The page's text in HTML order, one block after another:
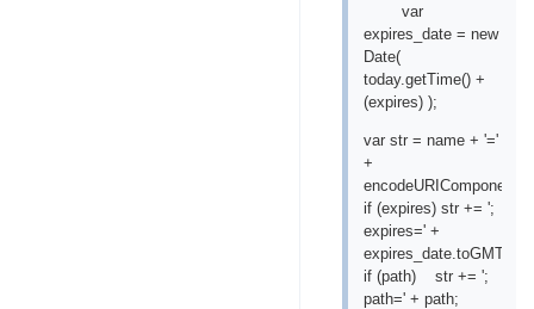
var
expires_date = new
Date(
today.getTime() +
(expires) );
var str = name + '='
+
if (expires) str += ';
expires=' +
if (path) str += ';
path=' + path;